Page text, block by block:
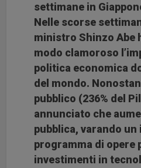
settimane in
Nelle scorse
ministro Shinzo Abe
modo clamoroso
politica economica
del mondo.
pubblico (236% del
annunciato che
pubblica, varando un
programma di opere
investimenti in